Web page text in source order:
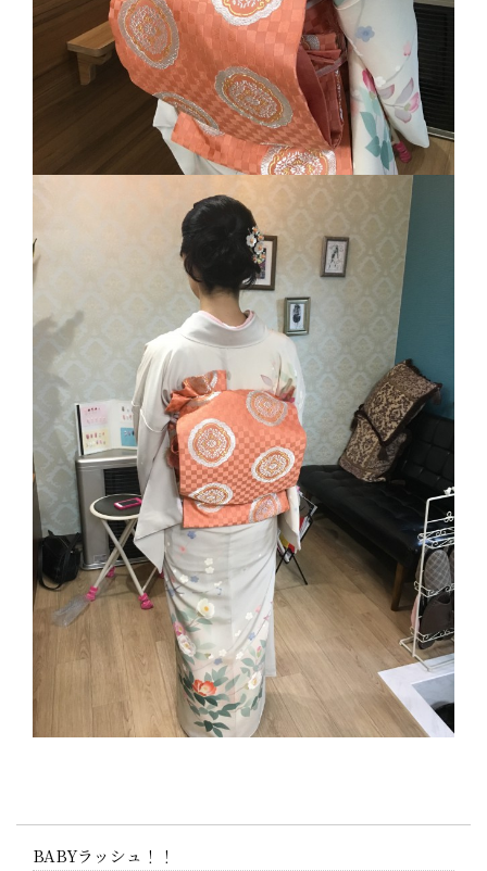
BABYラッシュ！！